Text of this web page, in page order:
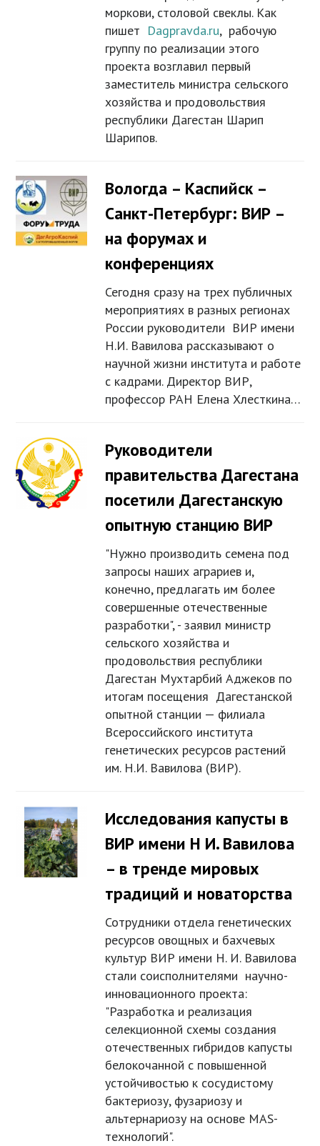
моркови, столовой свеклы. Как
пишет Dagpravda.ru, рабочую
группу по реализации этого
проекта возглавил первый
заместитель министра сельского
хозяйства и продовольствия
республики Дагестан Шарип
Шарипов.
Вологда – Каспийск –
Санкт-Петербург: ВИР –
на форумах и
конференциях
Сегодня сразу на трех публичных
мероприятиях в разных регионах
России руководители ВИР имени
Н.И. Вавилова рассказывают о
научной жизни института и работе
с кадрами. Директор ВИР,
профессор РАН Елена Хлесткина…
Руководители
правительства Дагестана
посетили Дагестанскую
опытную станцию ВИР
"Нужно производить семена под
запросы наших аграриев и,
конечно, предлагать им более
совершенные отечественные
разработки", - заявил министр
сельского хозяйства и
продовольствия республики
Дагестан Мухтарбий Аджеков по
итогам посещения Дагестанской
опытной станции — филиала
Всероссийского института
генетических ресурсов растений
им. Н.И. Вавилова (ВИР).
Исследования капусты в
ВИР имени Н И. Вавилова
– в тренде мировых
традиций и новаторства
Сотрудники отдела генетических
ресурсов овощных и бахчевых
культур ВИР имени Н. И. Вавилова
стали соисполнителями научно-
инновационного проекта:
"Разработка и реализация
селекционной схемы создания
отечественных гибридов капусты
белокочанной с повышенной
устойчивостью к сосудистому
бактериозу, фузариозу и
альтернариозу на основе MAS-
технологий".